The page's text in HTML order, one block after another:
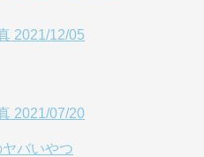
バいやつ